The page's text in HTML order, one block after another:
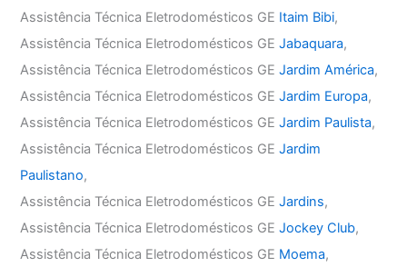
Assistência Técnica Eletrodomésticos GE Itaim Bibi,
Assistência Técnica Eletrodomésticos GEJabaquara,
Assistência Técnica Eletrodomésticos GEJardim América,
Assistência Técnica Eletrodomésticos GEJardim Europa,
Assistência Técnica Eletrodomésticos GEJardim Paulista,
Assistência Técnica Eletrodomésticos GEJardim
Paulistano,
Assistência Técnica Eletrodomésticos GEJardins,
Assistência Técnica Eletrodomésticos GEJockey Club,
Assistência Técnica Eletrodomésticos GE Moema,